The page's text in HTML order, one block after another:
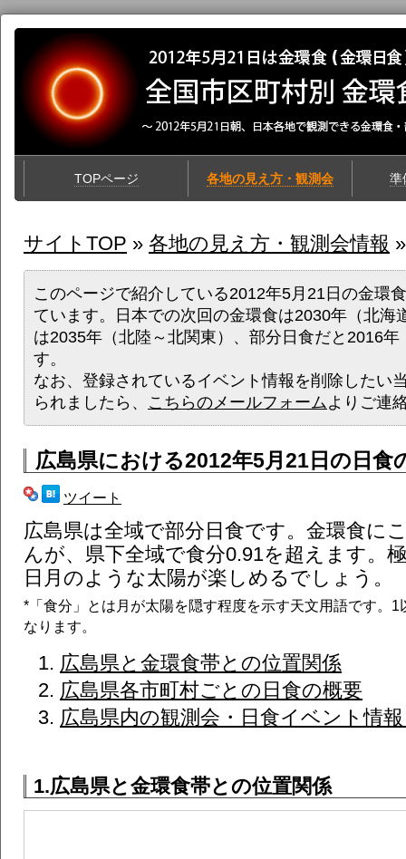
TOPページ 各地の見え方・観測会 準
サイトTOP » 各地の見え方・観測会情報 »
このページで紹介している2012年5月21日の金環
ています。日本での次回の金環食は2030年（北海
は2035年（北陸～北関東）、部分日食だと2016年
す。
なお、登録されているイベント情報を削除したい
られましたら、 こちらのメールフォームよりご連
広島県における2012年5月21日の日食
ツイート
広島県は全域で部分日食です。金環食に
んが、県下全域で食分0.91を超えます。
日月のような太陽が楽しめるでしょう。
*「食分」とは月が太陽を隠す程度を示す天文用語です。1
なります。
広島県と金環食帯との位置関係
広島県各市町村ごとの日食の概要
広島県内の観測会・日食イベント情
1.広島県と金環食帯との位置関係